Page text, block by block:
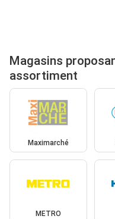
Magasins
assortiment
Maximarché
METRO